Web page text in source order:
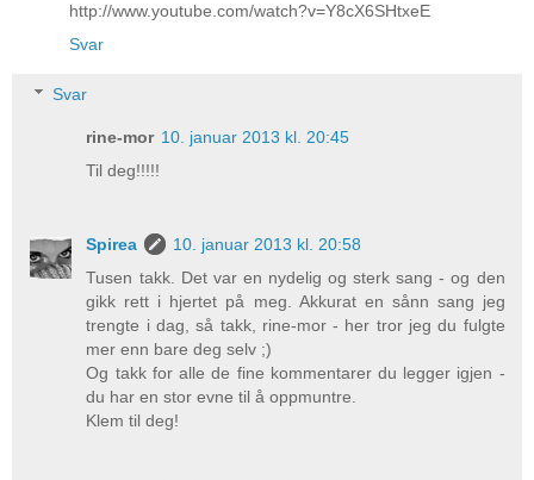
http://www.youtube.com/watch?v=Y8cX6SHtxeE
Svar
Svar
rine-mor 10. januar 2013 kl. 20:45
Til deg!!!!!
Spirea
10. januar 2013 kl. 20:58
Tusen takk. Det var en nydelig og sterk sang - og den
gikk rett i hjertet på meg. Akkurat en sånn sang jeg
trengte i dag, så takk, rine-mor - her tror jeg du fulgte
mer enn bare deg selv ;)
Og takk for alle de fine kommentarer du legger igjen -
du har en stor evne til å oppmuntre.
Klem til deg!